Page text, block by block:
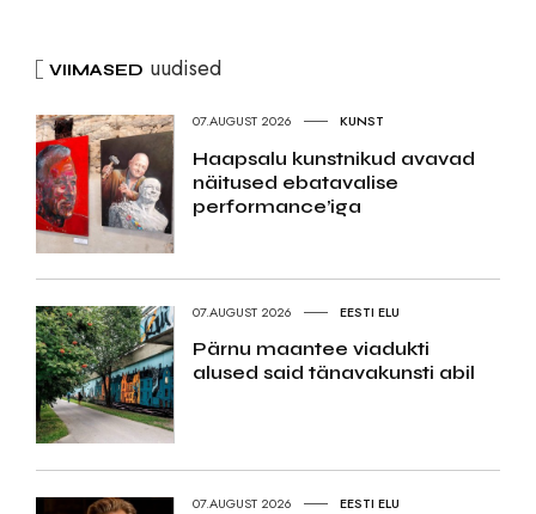
VIIMASED uudised
07.AUGUST 2026 KUNST
Haapsalu kunstnikud avavad
näitused ebatavalise
performance’iga
07.AUGUST 2026 EESTI ELU
Pärnu maantee viadukti
alused said tänavakunsti abil
07.AUGUST 2026 EESTI ELU